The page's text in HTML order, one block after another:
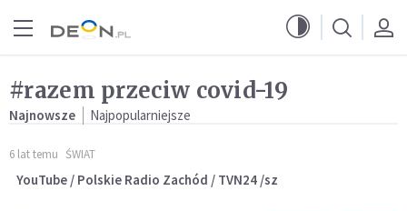
#razem przeciw covid-19
Najnowsze Najpopularniejsze
6 lat temu ŚWIAT
YouTube / Polskie Radio Zachód / TVN24 /sz